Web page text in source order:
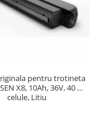
pentru trotineta
X8, 10Ah, 36V, 40 de
celule, Litiu